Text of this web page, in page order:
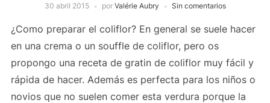
30 abril 2015 por Valérie Aubry Sin comentarios
¿Como preparar el coliflor? En general se suele hacer
en una crema o un souffle de coliflor, pero os
propongo una receta de gratin de coliflor muy fácil y
rápida de hacer. Además es perfecta para los niños o
novios que no suelen comer esta verdura porque la